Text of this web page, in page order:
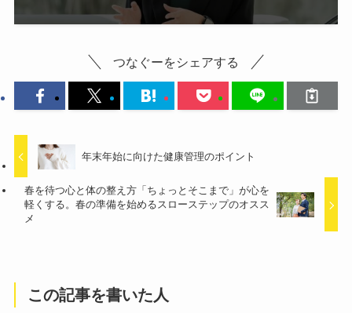
つなぐーをシェアする
年末年始に向けた健康管理のポイント
春を待つ心と体の整え方「ちょっとそこまで」が心を
軽くする。春の準備を始めるスローステップのオスス
メ
この記事を書いた人